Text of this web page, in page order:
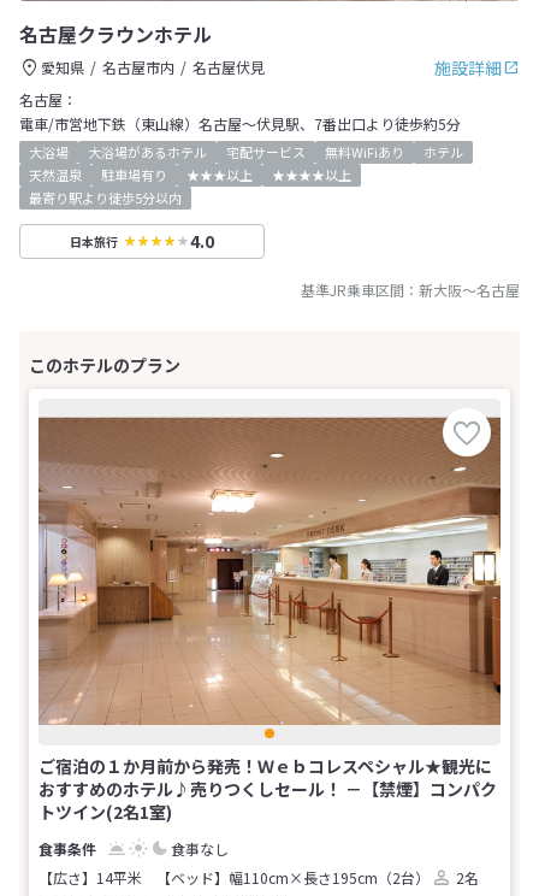
名古屋クラウンホテル
施設詳細
愛知県 名古屋市内
名古屋伏見
名古屋：
電車/市営地下鉄（東山線）名古屋～伏見駅、7番出口より徒歩約5分
大浴場 大浴場があるホテル 宅配サービス 無料WiFiあり
ホテル
天然温泉
駐車場有り ★★★以上
★★★★以上
最寄り駅より徒歩5分以内
日本旅行 4.0
基準JR乗車区間： 新大阪～名古屋
ご宿泊の１か月前から発売！Ｗｅｂコレスペシャル★観光に
おすすめのホテル♪売りつくしセール！ －【禁煙】コンパク
トツイン(2名1室)
食事なし
【広さ】14平米
【ベッド】幅110cm×長さ195cm（2台）
2名